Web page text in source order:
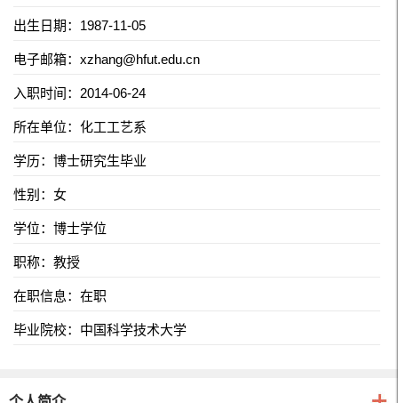
出生日期：1987-11-05
电子邮箱： xzhang@hfut.edu.cn
入职时间：2014-06-24
所在单位：化工工艺系
学历：博士研究生毕业
性别：女
学位：博士学位
职称：教授
在职信息：在职
毕业院校：中国科学技术大学